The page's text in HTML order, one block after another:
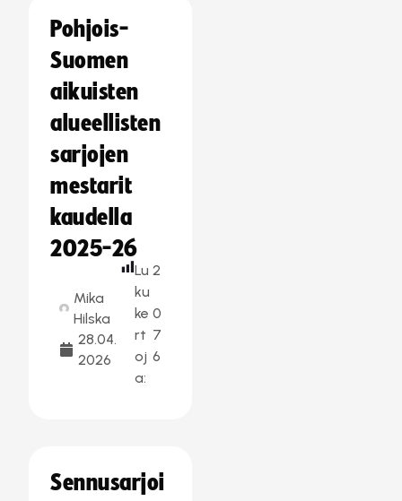
Pohjois-
Suomen
aikuisten
alueellisten
sarjojen
mestarit
kaudella
2025-26
Mika
Hilska
28.04.
2026
Lu
ku
ke
rt
oj
a:
2
0
7
6
Sennusarjoi